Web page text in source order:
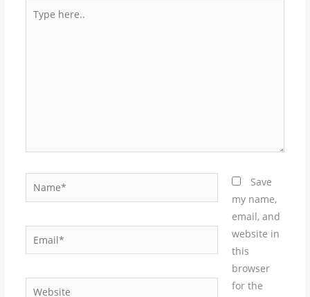
here..
Name*
Email*
Website
Save
my name,
email, and
website in
this
browser
for the